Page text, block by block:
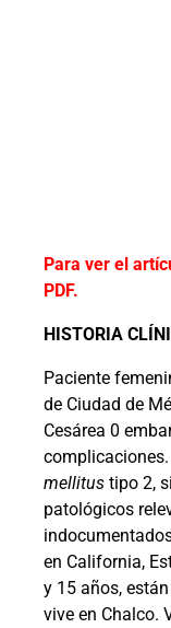
Para ver el
PDF.
HISTORIA
Paciente
de Ciudad de
Cesárea 0
mellitus tipo 2,
patológicos
en California,
y 15 años,
vive en Chalco.